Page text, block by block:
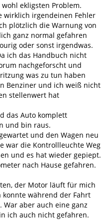
ekligsten Problem.
wirklich irgendeinen Fehler
plötzlich die Warnung von
ganz normal gefahren
oder sonst irgendwas.
ich das Handbuch nicht
nachgeforscht und
was zu tun haben
Benziner und ich weiß nicht
stellenwert hat
das Auto komplett
und bin raus.
und den Wagen neu
war die Kontrollleuchte Weg
und es hat wieder gepiept.
nach Hause gefahren.
der Motor läuft für mich
während der Fahrt
aber auch eine ganz
ich auch nicht gefahren.